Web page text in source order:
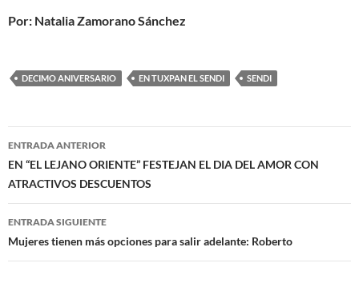
Por: Natalia Zamorano Sánchez
DECIMO ANIVERSARIO EN TUXPAN EL SENDI SENDI
Navegación
de
entradas
ENTRADA ANTERIOR
EN “EL LEJANO ORIENTE” FESTEJAN EL DIA DEL AMOR CON
ATRACTIVOS DESCUENTOS
ENTRADA SIGUIENTE
Mujeres tienen más opciones para salir adelante: Roberto